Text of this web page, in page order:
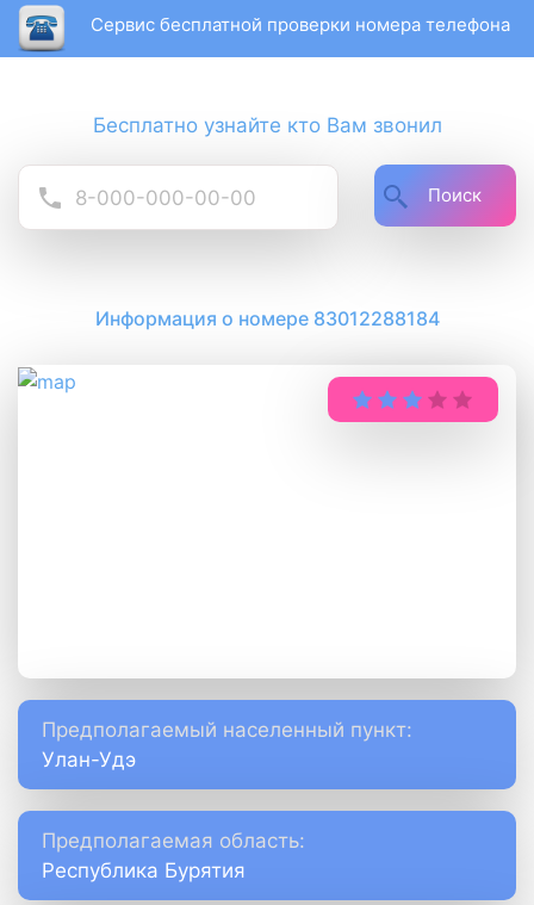
Сервис бесплатной проверки номера телефона
Бесплатно узнайте кто Вам звонил
Поиск
Информация о номере 83012288184
Предполагаемый населенный пункт:
Улан-Удэ
Предполагаемая область:
Республика Бурятия